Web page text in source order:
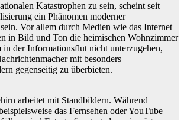
Katastrophen zu sein, scheint seit
ein Phänomen moderner
Vor allem durch Medien wie das Internet
in Bild und Ton die heimischen Wohnzimmer
in der Informationsflut nicht unterzugehen,
mit besonders
gegenseitig zu überbieten.
arbeitet mit Standbildern. Während
das Fernsehen oder YouTube